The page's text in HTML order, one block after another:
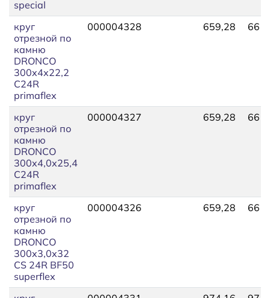
special
круг
отрезной по
камню
DRONCO
300x4x22,2
C24R
primaflex
000004328 659,28
круг
отрезной по
камню
DRONCO
300x4,0x25,4
C24R
primaflex
000004327 659,28
круг
отрезной по
камню
DRONCO
300x3,0x32
CS 24R BF50
superflex
000004326 659,28